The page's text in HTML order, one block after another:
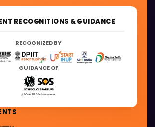
RECOGNITIONS & GUIDANCE
RECOGNIZED BY
GUIDANCE OF